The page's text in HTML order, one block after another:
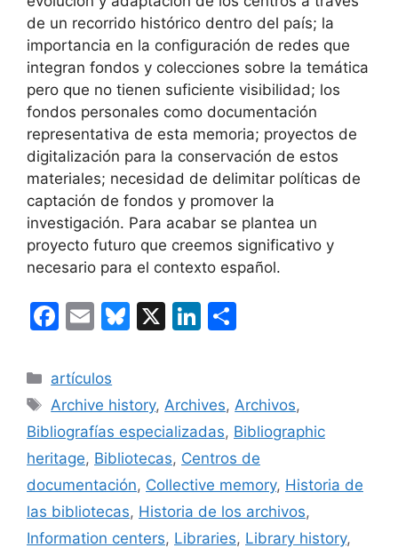
de un recorrido histórico dentro del país; la
importancia en la configuración de redes que
integran fondos y colecciones sobre la temática
pero que no tienen suficiente visibilidad; los
fondos personales como documentación
representativa de esta memoria; proyectos de
digitalización para la conservación de estos
materiales; necesidad de delimitar políticas de
captación de fondos y promover la
investigación. Para acabar se plantea un
proyecto futuro que creemos significativo y
necesario para el contexto español.
F
c
e
b
o
o
k
E
ai
l
Bl
s
k
y
X
Li
e
dI
n
p
ar
tir
Categorías
artículos
Etiquetas
Archive history, Archives, Archivos,
Bibliografías especializadas, Bibliographic
heritage, Bibliotecas, Centros de
documentación, Collective memory, Historia de
las bibliotecas, Historia de los archivos,
Information centers, Libraries, Library history,